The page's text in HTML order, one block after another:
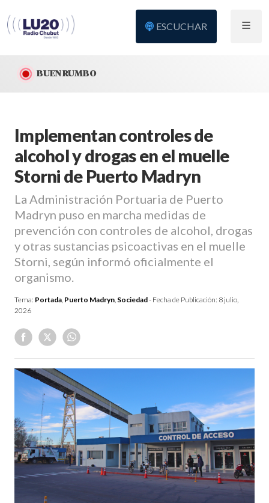
ESCUCHAR
BUEN RUMBO
Implementan controles de
alcohol y drogas en el muelle
Storni de Puerto Madryn
La Administración Portuaria de Puerto
Madryn puso en marcha medidas de
prevención con controles de alcohol, drogas
y otras sustancias psicoactivas en el muelle
Storni, según informó oficialmente el
organismo.
Tema: Portada, Puerto Madryn, Sociedad- Fecha de Publicación: 8 julio,
2026